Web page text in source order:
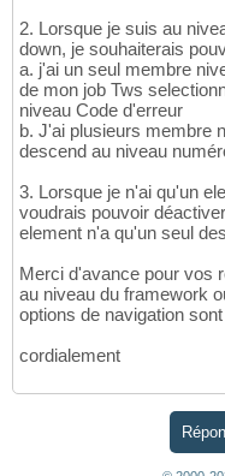
2. Lorsque je suis au
down, je souhaiterais
a. j'ai un seul membre
de mon job Tws
niveau Code d'erreur
b. J'ai plusieurs membre
descend au niveau
3. Lorsque je n'ai qu'un
voudrais pouvoir
element n'a qu'un seul
Merci d'avance pour vos
au niveau du framework
options de navigation
cordialement